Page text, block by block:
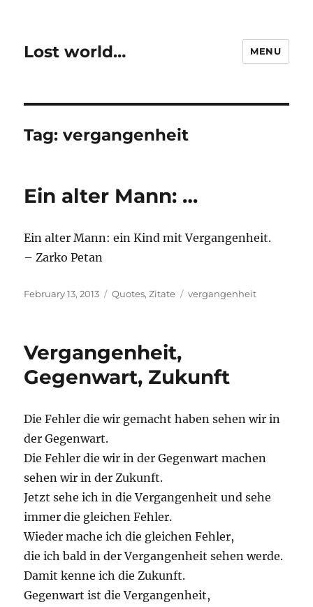
Lost world… MENU
Tag:vergangenheit
Ein alter Mann: …
Ein alter Mann: ein Kind mit Vergangenheit.
– Zarko Petan
Posted
February 13, 2013 Categories
Quotes,Zitate Tags
vergangenheit
Vergangenheit,
Gegenwart, Zukunft
Die Fehler die wir gemacht haben sehen wir in
der Gegenwart.
Die Fehler die wir in der Gegenwart machen
sehen wir in der Zukunft.
Jetzt sehe ich in die Vergangenheit und sehe
immer die gleichen Fehler.
Wieder mache ich die gleichen Fehler,
die ich bald in der Vergangenheit sehen werde.
Damit kenne ich die Zukunft.
Gegenwart ist die Vergangenheit,